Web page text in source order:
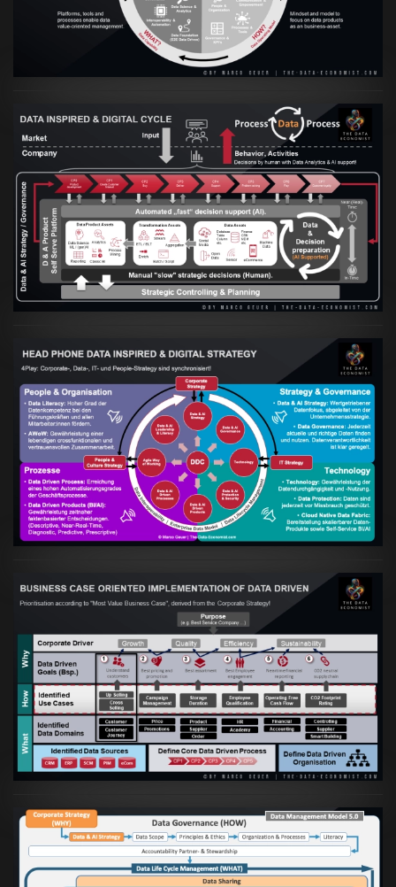
Artikel:Prozesse und Daten müssen Hand
in Hand gehen
VIEW
Artikel:Kennst Du schon die "Head Phone
Data Driven Strategy"?
VIEW
Artikel:
Business Case orientierte
Etablierung einer Data Driven Company
VIEW